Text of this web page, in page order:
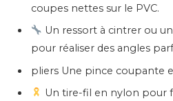
coupes nettes sur le PVC.
Un ressort à cintrer ou
pour réaliser des angles
pliers Une pince coupante
Un tire-fil en nylon pour